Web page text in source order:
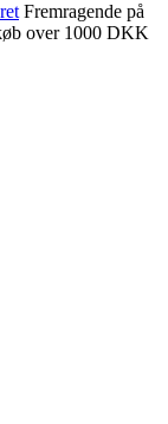
Fremragende på
over 1000 DKK